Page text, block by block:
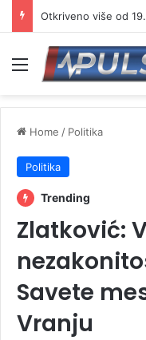
Menu
Home / Politika
Politika
Trending
Zlatković:
Savete
Vranju